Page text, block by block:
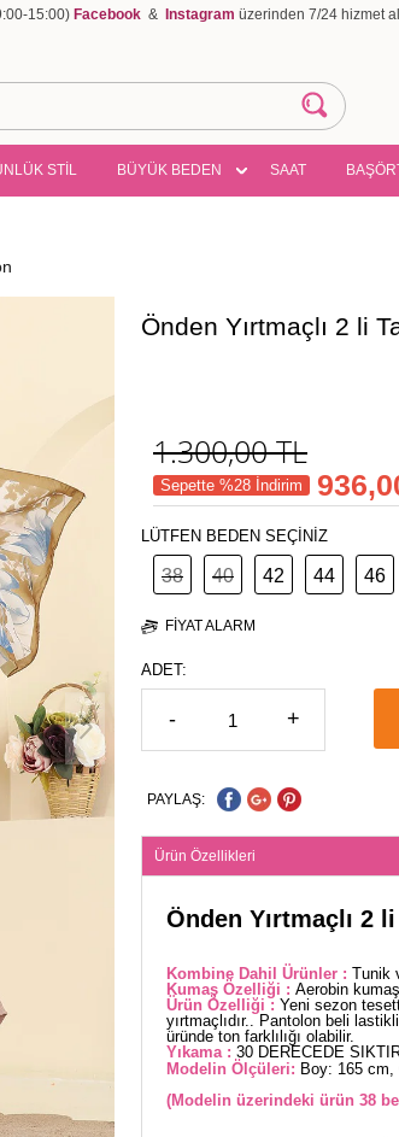
15:00) Facebook & Instagram üzerinden 7/24 hizmet
STİL BÜYÜK BEDEN SAAT
Önden Yırtmaçlı 2 li
1.300,00TL
Sepette %28 İndirim
LÜTFEN BEDEN SEÇİNİZ
38 40 42 44 46
FIYAT ALARM
ADET:
- +
PAYLAŞ:
Ürün Özellikleri
Önden Yırtmaçlı 2
Kombine Dahil Ürünler : Tunik
Kumaş Özelliği : Aerobin
Ürün Özelliği : Yeni sezon
yırtmaçlıdır.. Pantolon beli
üründe ton farklılığı olabilir.
Yıkama : 30 DERECEDE
Modelin Ölçüleri: Boy: 165
(Modelin üzerindeki ürün 38